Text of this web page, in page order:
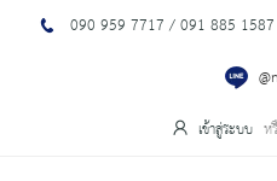
090 959 7717 / 091 885 1587
เข้าสู่ระบบ